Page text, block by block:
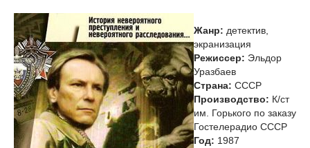
Жанр: детектив,
экранизация
Режиссер: Эльдор
Уразбаев
Страна: СССР
Производство: К/ст
им. Горького по заказу
Гостелерадио СССР
Год: 1987